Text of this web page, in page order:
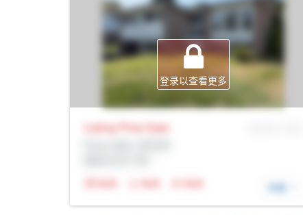
登录以查看更多
Listing Price Sale
N/A
N/A N/A 详细